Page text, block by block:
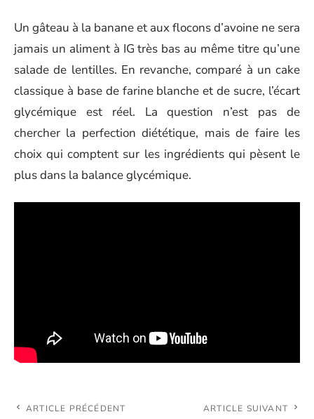
Un gâteau à la banane et aux flocons d’avoine ne sera
jamais un aliment à IG très bas au même titre qu’une
salade de lentilles. En revanche, comparé à un cake
classique à base de farine blanche et de sucre, l’écart
glycémique est réel. La question n’est pas de
chercher la perfection diététique, mais de faire les
choix qui comptent sur les ingrédients qui pèsent le
plus dans la balance glycémique.
ARTICLE PRÉCÉDENT ARTICLE SUIVANT